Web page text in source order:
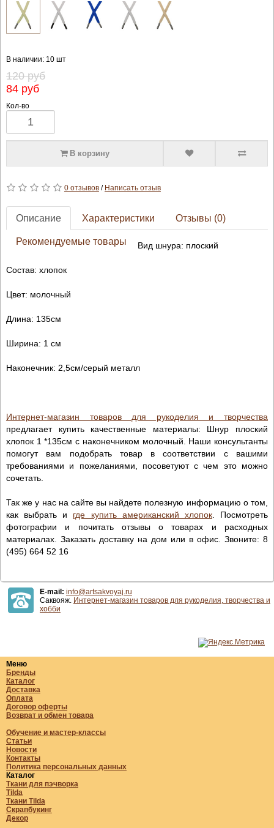
В наличии: 10 шт
120 руб
84 руб
Кол-во
В корзину
0 отзывов/ Написать отзыв
Описание Характеристики Отзывы (0)
Рекомендуемые товары Вид шнура: плоский
Состав: хлопок
Цвет: молочный
Длина: 135см
Ширина: 1 см
Наконечник: 2,5см/серый металл
Интернет-магазин товаров для рукоделия и творчества
предлагает купить качественные материалы: Шнур плоский
хлопок 1 *135см с наконечником молочный. Наши консультанты
помогут вам подобрать товар в соответствии с вашими
требованиями и пожеланиями, посоветуют с чем это можно
сочетать.
Так же у нас на сайте вы найдете полезную информацию о том,
как выбрать и где купить американский хлопок. Посмотреть
фотографии и почитать отзывы о товарах и расходных
материалах. Заказать доставку на дом или в офис. Звоните: 8
(495) 664 52 16
E-mail: info@artsakvoyaj.ru
Саквояж. Интернет-магазин товаров для рукоделия, творчества и
хобби
Меню
Бренды
Каталог
Доставка
Оплата
Договор оферты
Возврат и обмен товара
Обучение и мастер-классы
Статьи
Новости
Контакты
Политика персональных данных
Каталог
Ткани для пэчворка
Tilda
Ткани Tilda
Скрапбукинг
Декор